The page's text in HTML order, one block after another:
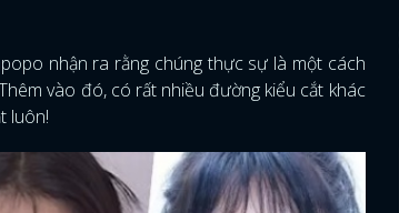
nhận ra rằng chúng thực sự là một cách
vào đó, có rất nhiều đường kiểu cắt khác
luôn!